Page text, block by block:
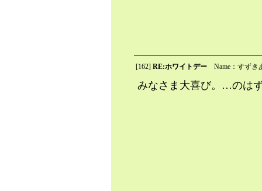
[162] RE:ホワイトデー Name：すずき
みなさま大喜び。…のは